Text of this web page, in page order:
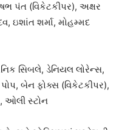
પંત (વિકેટકીપર), અક્ષર
ઇશાંત શર્મા, મોહમ્મદ
સિબલે, ડેનિયલ લોરેન્સ,
બેન ફોક્સ (વિકેટકીપર),
ઓલી સ્ટોન